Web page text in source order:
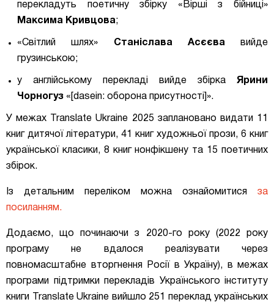
перекладуть поетичну збірку «Вірші з бійниці»
Максима Кривцова;
«Світлий шлях» Станіслава Асєєва вийде
грузинською;
у англійському перекладі вийде збірка Ярини
Чорногуз «[dasein: оборона присутності]».
У межах Translate Ukraine 2025 заплановано видати 11
книг дитячої літератури, 41 книг художньої прози, 6 книг
української класики, 8 книг нонфікшену та 15 поетичних
збірок.
Із детальним переліком можна ознайомитися за
посиланням.
Додаємо, що починаючи з 2020-го року (2022 року
програму не вдалося реалізувати через
повномасштабне вторгнення Росії в Україну), в межах
програми підтримки перекладів Українського інституту
книги Translate Ukraine вийшло 251 переклад українських